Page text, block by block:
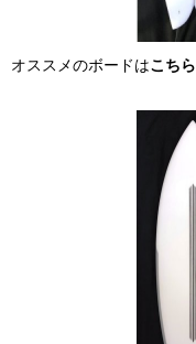
オススメのボードはこちら